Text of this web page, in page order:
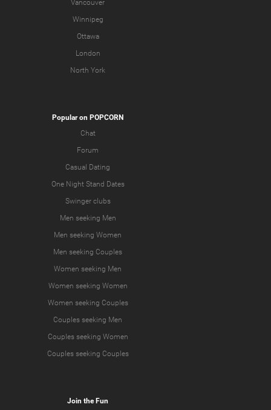
Vancouver
Winnipeg
Ottawa
London
North York
Popular on POPCORN
Chat
Forum
Casual Dating
One Night Stand Dates
Swinger clubs
Men seeking Men
Men seeking Women
Men seeking Couples
Women seeking Men
Women seeking Women
Women seeking Couples
Couples seeking Men
Couples seeking Women
Couples seeking Couples
Join the Fun